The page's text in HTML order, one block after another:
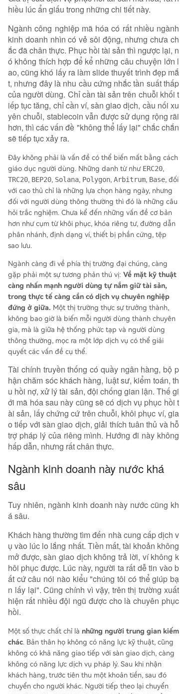
hiều lúc ẩn giấu trong những chi tiết này.
Ngành công nghiệp mã hóa có rất nhiều ngành
kinh doanh nhìn có vẻ sôi động, nhưng chưa ch
ắc đã chân thực. Phục hồi tài sản thì ngược lại, n
ó không thích hợp để kể những câu chuyện lớn l
ao, cũng khó lấy ra làm slide thuyết trình đẹp mắ
t, nhưng đây là nhu cầu cứng nhắc tần suất thấp
của người dùng. Chỉ cần tài sản trên chuỗi khối t
iếp tục tăng, chỉ cần ví, sàn giao dịch, cầu nối xu
yên chuỗi, stablecoin vẫn được sử dụng rộng rãi
hơn, thì các vấn đề "không thể lấy lại" chắc chắn
sẽ tiếp tục xảy ra.
Đây không phải là vấn đề có thể biến mất bằng cách
giáo dục người dùng. Những danh từ như ERC20,
TRC20, BEP20, Solana, Polygon, Arbitrum, Base, đối
với cao thủ chỉ là những lựa chọn hàng ngày, nhưng
đối với người dùng thông thường thì đó là những câu
hỏi trắc nghiệm. Chưa kể đến những vấn đề cơ bản
hơn như cụm từ khôi phục, khóa riêng tư, đường dẫn
phân nhánh, định dạng ví, thiết bị phần cứng, tệp
sao lưu.
Ngành càng đi về phía thị trường đại chúng, càng
gặp phải một sự tương phản thú vị: Về mặt kỹ thuật
càng nhấn mạnh người dùng tự nắm giữ tài sản,
trong thực tế càng cần có dịch vụ chuyên nghiệp
đứng ở giữa. Một thị trường thực sự trưởng thành,
không bao giờ là biến mỗi người dùng thành chuyên
gia, mà là giữa hệ thống phức tạp và người dùng
thông thường, mọc ra một lớp dịch vụ có thể giải
quyết các vấn đề cụ thể.
Tài chính truyền thống có quầy ngân hàng, bộ p
hận chăm sóc khách hàng, luật sư, kiểm toán, th
u hồi nợ, xử lý tài sản, đội chống gian lận. Thế gi
ới mã hóa sau này cũng sẽ có dịch vụ phục hồi t
ài sản, lấy chứng cứ trên chuỗi, khôi phục ví, gia
o tiếp với sàn giao dịch, giải thích tuân thủ và hỗ
trợ pháp lý của riêng mình. Hướng đi này không
hấp dẫn, nhưng rất chân thực.
Ngành kinh doanh này nước khá
sâu
Tuy nhiên, ngành kinh doanh này nước cũng kh
á sâu.
Khách hàng thường tìm đến nhà cung cấp dịch v
ụ vào lúc lo lắng nhất. Tiền mất, tài khoản không
mở được, sàn giao dịch không trả lời, ví không k
hôi phục được. Lúc này, người ta rất dễ tin vào b
ất cứ câu nói nào kiểu "chúng tôi có thể giúp bạ
n lấy lại". Cũng chính vì vậy, trên thị trường xuất
hiện rất nhiều đội ngũ được cho là chuyên phục
hồi.
Một số thực chất chỉ là những người trung gian kiếm
chác. Bản thân họ không có năng lực kỹ thuật, cũng
không có khả năng giao tiếp với sàn giao dịch, càng
không có năng lực dịch vụ pháp lý. Sau khi nhận
khách hàng, trước tiên thu một khoản tiền, sau đó
chuyển cho người khác. Người tiếp theo lại chuyển